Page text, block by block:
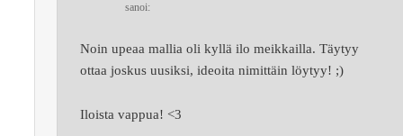
sanoi:
Noin upeaa mallia oli kyllä ilo meikkailla. Täytyy
ottaa joskus uusiksi, ideoita nimittäin löytyy! ;)
Iloista vappua! <3